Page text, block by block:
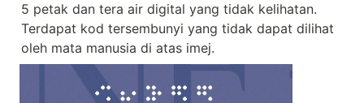
5 petak dan tera air digital yang tidak kelihatan.
Terdapat kod tersembunyi yang tidak dapat dilihat
oleh mata manusia di atas imej.